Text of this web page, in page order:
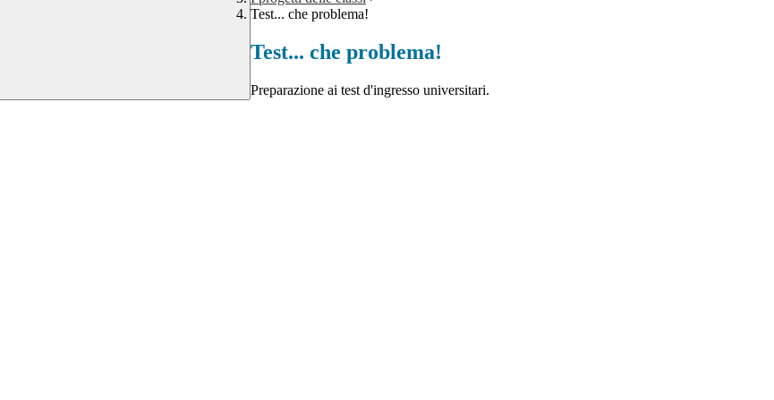
Test... che problema!
Test... che problema!
Preparazione ai test d'ingresso universitari.